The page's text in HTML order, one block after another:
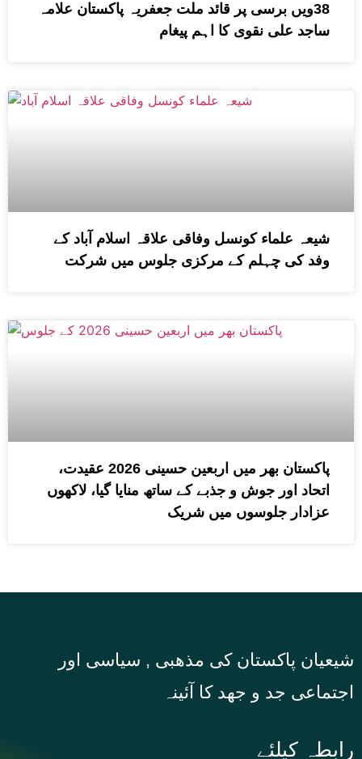
38ویں برسی پر قائد ملت جعفریہ پاکستان علامہ
ساجد علی نقوی کا اہم پیغام
شیعہ علماء کونسل وفاقی علاقہ اسلام آباد کے
وفد کی چہلم کے مرکزی جلوس میں شرکت
پاکستان بھر میں اربعین حسینی 2026 عقیدت،
اتحاد اور جوش و جذبے کے ساتھ منایا گیا، لاکھوں
عزادار جلوسوں میں شریک
شیعیان پاکستان کی مذهبی , سیاسی اور
اجتماعی جد و جهد کا آئینہ